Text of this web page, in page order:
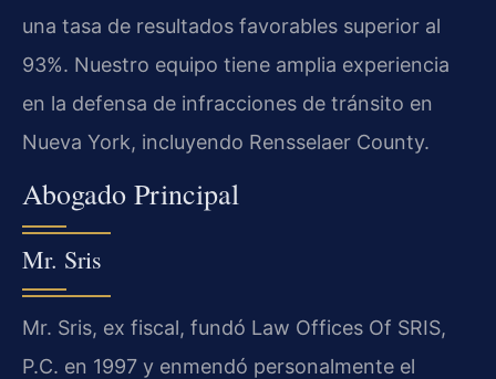
una tasa de resultados favorables superior al
93%. Nuestro equipo tiene amplia experiencia
en la defensa de infracciones de tránsito en
Nueva York, incluyendo Rensselaer County.
Abogado Principal
Mr. Sris
Mr. Sris, ex fiscal, fundó Law Offices Of SRIS,
P.C. en 1997 y enmendó personalmente el